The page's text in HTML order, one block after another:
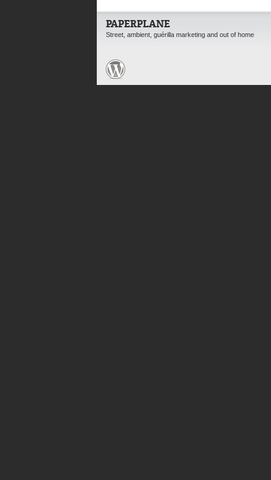
PAPERPLANE
Street, ambient, guérilla marketing and out of home